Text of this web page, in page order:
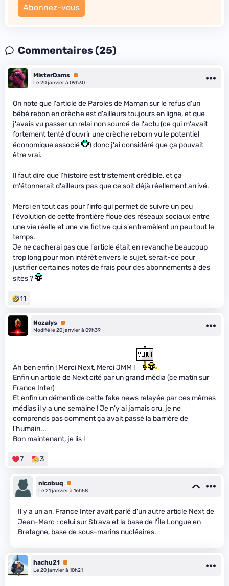
Abonnez-vous
Commentaires (25)
MisterDams Premium
Le 20 janvier à 09h30
On note que l'article de Paroles de Maman sur le refus d'un
bébé rebon en crèche est d'ailleurs toujoursen ligne, et que
j'avais vu passer un relai non sourcé de l'actu (ce qui m'avait
fortement tenté d'ouvrir une crèche reborn vu le potentiel
économique associé
) donc j'ai considéré que ça pouvait
être vrai.
Il faut dire que l'histoire est tristement crédible, et ça
m'étonnerait d'ailleurs pas que ce soit déjà réellement arrivé.
Merci en tout cas pour l'info qui permet de suivre un peu
l'évolution de cette frontière floue des réseaux sociaux entre
une vie réelle et une vie fictive qui s'entremêlent un peu tout le
temps.
Je ne cacherai pas que l'article était en revanche beaucoup
trop long pour mon intérêt envers le sujet, serait-ce pour
justifier certaines notes de frais pour des abonnements à des
sites ?
11
Nozalys Premium
Modifié le 20 janvier à 09h39
Ah ben enfin ! Merci Next, Merci JMM !
Enfin un article de Next cité par un grand média (ce matin sur
France Inter)
Et enfin un démenti de cette fake news relayée par ces mêmes
médias il y a une semaine ! Je n'y ai jamais cru, je ne
comprends pas comment ça avait passé la barrière de
l'humain...
Bon maintenant, je lis !
7 3
nicobuq
Premium
Le 21 janvier à 16h58
Il y a un an, France Inter avait parlé d'un autre article Next de
Jean-Marc : celui sur Strava et la base de l'Île Longue en
Bretagne, base de sous-marins nucléaires.
hachu21 Premium
Le 20 janvier à 10h21